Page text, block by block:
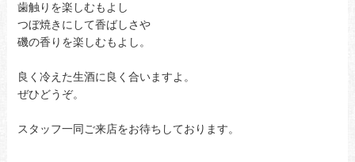
歯触りを楽しむもよし
つぼ焼きにして香ばしさや
磯の香りを楽しむもよし。
良く冷えた生酒に良く合いますよ。
ぜひどうぞ。
スタッフ一同ご来店をお待ちしております。